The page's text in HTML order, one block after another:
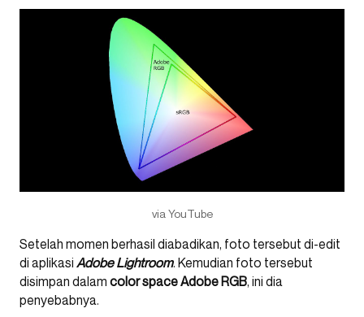
via YouTube
Setelah momen berhasil diabadikan, foto tersebut di-edit
di aplikasi Adobe Lightroom. Kemudian foto tersebut
disimpan dalam color space Adobe RGB, ini dia
penyebabnya.